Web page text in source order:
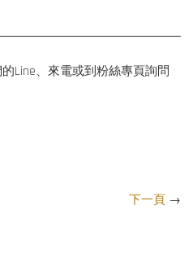
Line、來電或到粉絲專頁詢問
下一頁 →